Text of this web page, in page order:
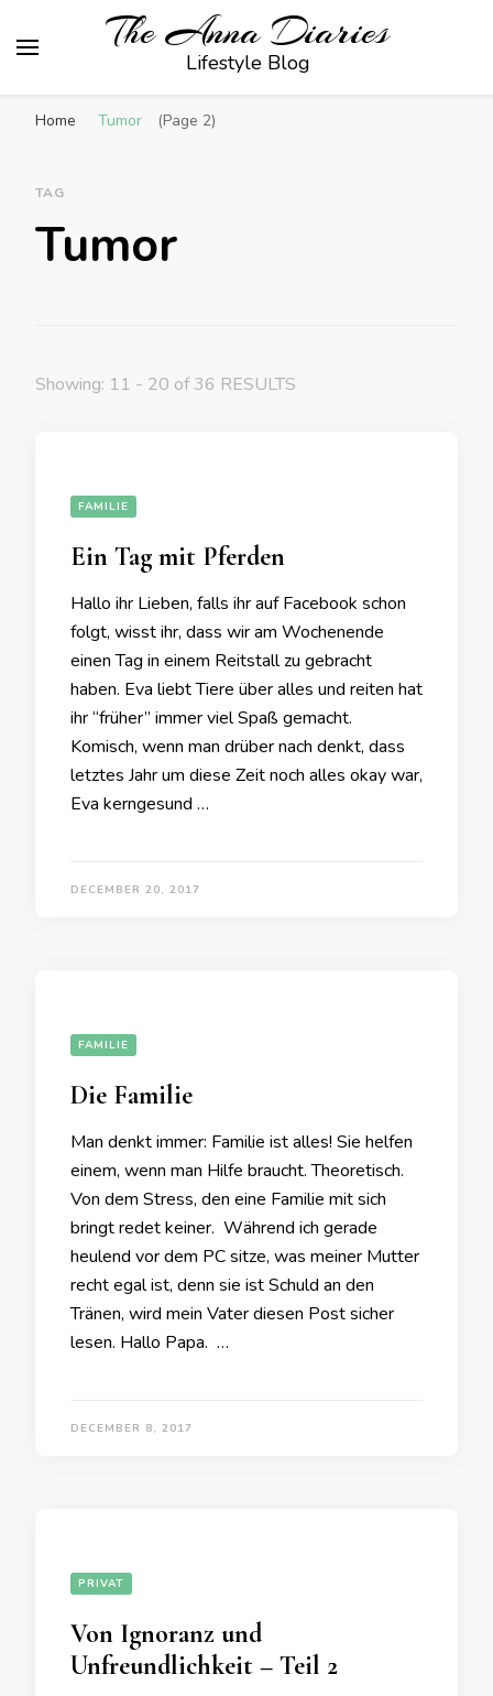
The Anna Diaries
Lifestyle Blog
Home Tumor (Page 2)
TAG
Tumor
Showing: 11 - 20 of 36 RESULTS
FAMILIE
Ein Tag mit Pferden
Hallo ihr Lieben, falls ihr auf Facebook schon
folgt, wisst ihr, dass wir am Wochenende
einen Tag in einem Reitstall zu gebracht
haben. Eva liebt Tiere über alles und reiten hat
ihr “früher” immer viel Spaß gemacht.
Komisch, wenn man drüber nach denkt, dass
letztes Jahr um diese Zeit noch alles okay war,
Eva kerngesund …
DECEMBER 20, 2017
FAMILIE
Die Familie
Man denkt immer: Familie ist alles! Sie helfen
einem, wenn man Hilfe braucht. Theoretisch.
Von dem Stress, den eine Familie mit sich
bringt redet keiner. Während ich gerade
heulend vor dem PC sitze, was meiner Mutter
recht egal ist, denn sie ist Schuld an den
Tränen, wird mein Vater diesen Post sicher
lesen. Hallo Papa. …
DECEMBER 8, 2017
PRIVAT
Von Ignoranz und
Unfreundlichkeit – Teil 2